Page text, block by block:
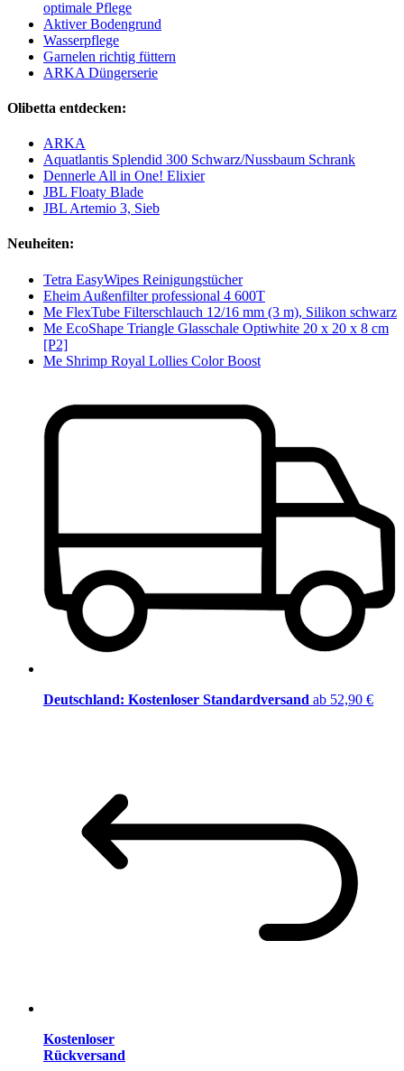
optimale Pflege
Aktiver Bodengrund
Wasserpflege
Garnelen richtig füttern
ARKA Düngerserie
Olibetta entdecken:
ARKA
Aquatlantis Splendid 300 Schwarz/Nussbaum Schrank
Dennerle All in One! Elixier
JBL Floaty Blade
JBL Artemio 3, Sieb
Neuheiten:
Tetra EasyWipes Reinigungstücher
Eheim Außenfilter professional 4 600T
Me FlexTube Filterschlauch 12/16 mm (3 m), Silikon schwarz
Me EcoShape Triangle Glasschale Optiwhite 20 x 20 x 8 cm
[P2]
Me Shrimp Royal Lollies Color Boost
Deutschland: Kostenloser Standardversand ab 52,90 €
Kostenloser
Rückversand